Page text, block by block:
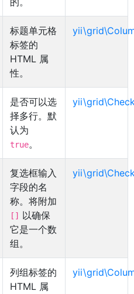
标题单元格
标签的
HTML 属
性。
是否可以选
择多行。默
认为
true。
复选框输入
字段的名
称。将附加
[]
以确保
它是一个数
组。
列组标签的
HTML 属